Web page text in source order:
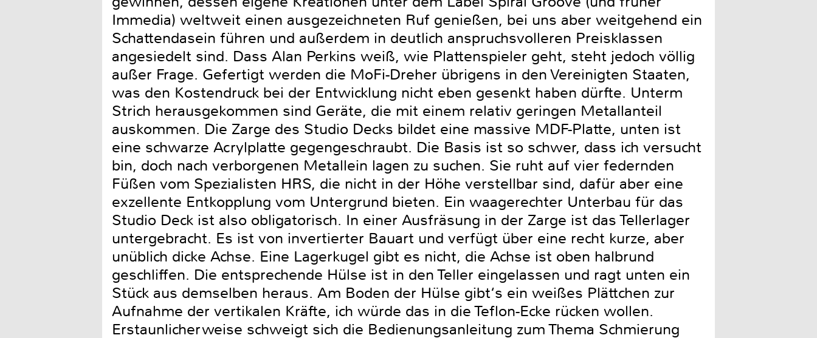
Immedia) weltweit einen ausgezeichneten Ruf genießen, bei uns aber weitgehend ein
Schattendasein führen und außerdem in deutlich anspruchsvolleren Preisklassen
angesiedelt sind. Dass Alan Perkins weiß, wie Plattenspieler geht, steht jedoch völlig
außer Frage. Gefertigt werden die MoFi-Dreher übrigens in den Vereinigten Staaten,
was den Kostendruck bei der Entwicklung nicht eben gesenkt haben dürfte. Unterm
Strich herausgekommen sind Geräte, die mit einem relativ geringen Metallanteil
auskommen. Die Zarge des Studio Decks bildet eine massive MDF-Platte, unten ist
eine schwarze Acrylplatte gegengeschraubt. Die Basis ist so schwer, dass ich versucht
bin, doch nach verborgenen Metallein lagen zu suchen. Sie ruht auf vier federnden
Füßen vom Spezialisten HRS, die nicht in der Höhe verstellbar sind, dafür aber eine
exzellente Entkopplung vom Untergrund bieten. Ein waagerechter Unterbau für das
Studio Deck ist also obligatorisch. In einer Ausfräsung in der Zarge ist das Tellerlager
untergebracht. Es ist von invertierter Bauart und verfügt über eine recht kurze, aber
unüblich dicke Achse. Eine Lagerkugel gibt es nicht, die Achse ist oben halbrund
geschliffen. Die entsprechende Hülse ist in den Teller eingelassen und ragt unten ein
Stück aus demselben heraus. Am Boden der Hülse gibt‘s ein weißes Plättchen zur
Aufnahme der vertikalen Kräfte, ich würde das in die Teflon-Ecke rücken wollen.
Erstaunlicherweise schweigt sich die Bedienungsanleitung zum Thema Schmierung